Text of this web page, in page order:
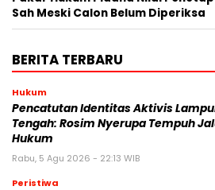
Sah Meski Calon Belum Diperiksa
BERITA TERBARU
Hukum
Pencatutan Identitas Aktivis
Tengah: Rosim Nyerupa Tempuh
Hukum
Rabu, 5 Agu 2026 - 22:13 WIB
Peristiwa